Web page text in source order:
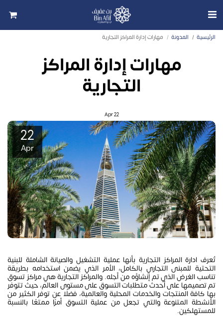
الرئيسية المدونة مهارات إدارة المراكز التجارية
مهارات إدارة المراكز
التجارية
22
Apr
22
Apr
تُعرف ادارة المراكز التجارية بأنها عملية التشغيل والصيانة الشاملة للبنية
التحتية للمبنى التجاري بالكامل، الأمر الذي يضمن استخدامه بطريقة
تناسب الغرض الذي تم إنشاؤه من أجله. والمراكز التجارية هي مراكز تسوق
تم تصميمها على أحدث متطلبات التسوق على مستوى العالم، حيث تتوفر
بها كافة المنتجات والخدمات المحلية والعالمية، فضلًا عن توفر الكثير من
الأنشطة المتنوعة والتي تجعل من عملية التسوق أمرًا ممتعًا بالنسبة
للمستهلكين.